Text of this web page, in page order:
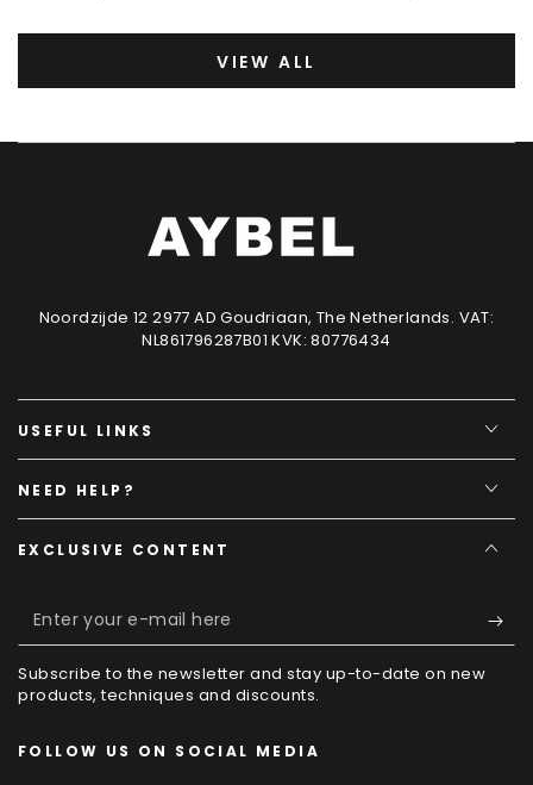
VIEW ALL
Noordzijde 12 2977 AD Goudriaan, The Netherlands. VAT:
NL861796287B01 KVK: 80776434
USEFUL LINKS
NEED HELP?
EXCLUSIVE CONTENT
Enter
your
e-
here
Subscribe to the newsletter and stay up-to-date on new
products, techniques and discounts.
FOLLOW US ON SOCIAL MEDIA